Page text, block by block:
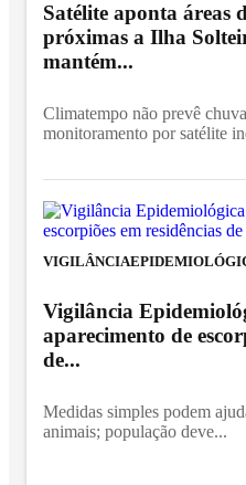
Satélite aponta áreas
próximas a Ilha
mantém...
Climatempo não prevê
monitoramento por satélite
Vigilância
aparecimento de
de...
Medidas simples podem
animais; população deve...